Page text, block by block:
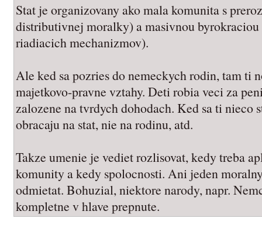
Stat je organizovany ako mala komunita s
distributivnej moralky) a masivnou byrokraciou
riadiacich mechanizmov).
Ale ked sa pozries do nemeckych rodin, tam ti
majetkovo-pravne vztahy. Deti robia veci za
zalozene na tvrdych dohodach. Ked sa ti nieco
obracaju na stat, nie na rodinu, atd.
Takze umenie je vediet rozlisovat, kedy treba
komunity a kedy spolocnosti. Ani jeden
odmietat. Bohuzial, niektore narody, napr.
kompletne v hlave prepnute.